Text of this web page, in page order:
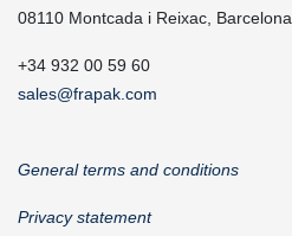
08110 Montcada i Reixac, Barcelona
+34 932 00 59 60
sales@frapak.com
General terms and conditions
Privacy statement